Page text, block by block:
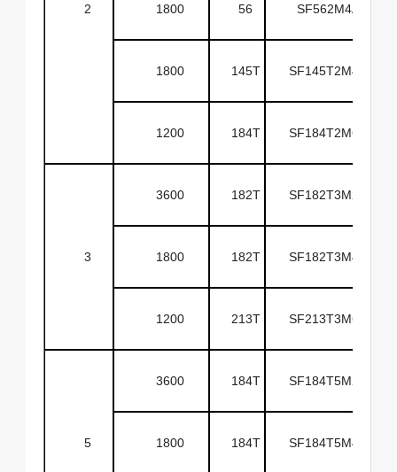
2 1800 56
SF562M4A
1800 145T
SF145T2M4A
1200 184T
SF184T2M6A
3
3600 182T
SF182T3M2A
1800 182T
SF182T3M4A
1200 213T
SF213T3M6A
5
3600 184T
SF184T5M2A
1800 184T
SF184T5M4A